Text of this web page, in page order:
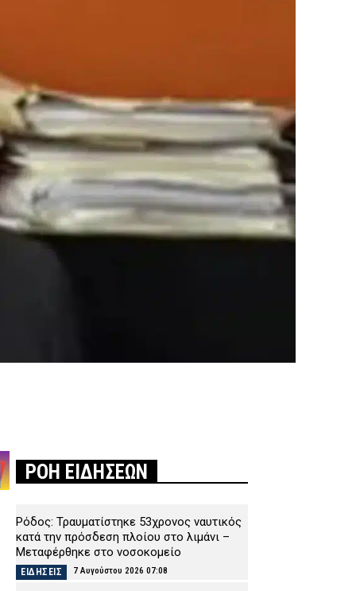
ΡΟΗ ΕΙΔΗΣΕΩΝ
Ρόδος: Τραυματίστηκε 53χρονος ναυτικός
κατά την πρόσδεση πλοίου στο λιμάνι –
Μεταφέρθηκε στο νοσοκομείο
ΕΙΔΗΣΕΙΣ 7 Αυγούστου 2026 07:08